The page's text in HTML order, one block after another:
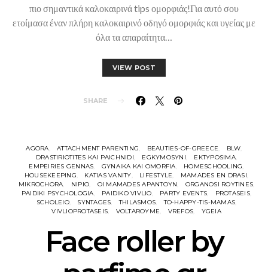
πιο σημαντικά καλοκαιρινά tips ομορφιάς!Για αυτό σου
ετοίμασα έναν πλήρη καλοκαιρινό οδηγό ομορφιάς και υγείας με
όλα τα απαραίτητα…
VIEW POST
SHARE
AGORA ATTACHMENT PARENTING BEAUTIES-OF-GREECE
BLW
DRASTIRIOTITES KAI PAICHNIDI
EGKYMOSYNI
EKTYPOSIMA
EMPEIRIES GENNAS
GYNAIKA KAI OMORFIA
HOMESCHOOLING
HOUSEKEEPING
KATIAS VANITY LIFESTYLE
MAMADES EN DRASI
MIKROCHORA
NIPIO OI MAMADES APANTOYN
ORGANOSI ROYTINES
PAIDIKI PSYCHOLOGIA
PAIDIKO VIVLIO PARTY EVENTS
PROTASEIS
SCHOLEIO
SYNTAGES THILASMOS
TO-HAPPY-TIS-MAMAS
VIVLIOPROTASEIS
VOLTAROYME VREFOS YGEIA
Face roller by